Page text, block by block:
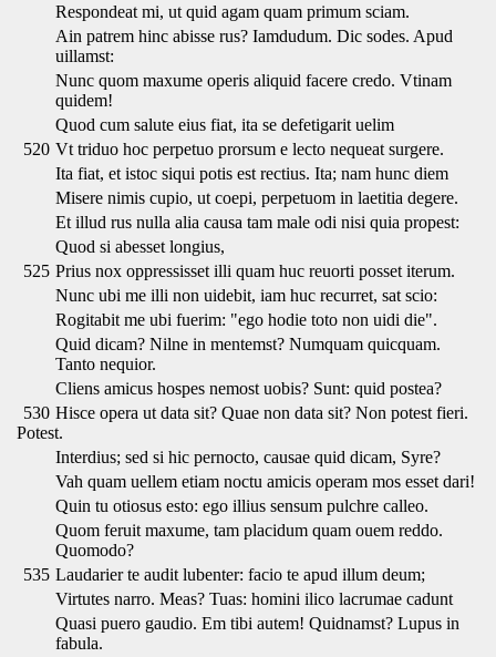
Respondeat mi, ut quid agam quam primum sciam.
Ain patrem hinc abisse rus? Iamdudum. Dic sodes. Apud
uillamst:
Nunc quom maxume operis aliquid facere credo. Vtinam
quidem!
Quod cum salute eius fiat, ita se defetigarit uelim
520 Vt triduo hoc perpetuo prorsum e lecto nequeat surgere.
Ita fiat, et istoc siqui potis est rectius. Ita; nam hunc diem
Misere nimis cupio, ut coepi, perpetuom in laetitia degere.
Et illud rus nulla alia causa tam male odi nisi quia propest:
Quod si abesset longius,
525 Prius nox oppressisset illi quam huc reuorti posset iterum.
Nunc ubi me illi non uidebit, iam huc recurret, sat scio:
Rogitabit me ubi fuerim: "ego hodie toto non uidi die".
Quid dicam? Nilne in mentemst? Numquam quicquam.
Tanto nequior.
Cliens amicus hospes nemost uobis? Sunt: quid postea?
530 Hisce opera ut data sit? Quae non data sit? Non potest fieri.
Potest.
Interdius; sed si hic pernocto, causae quid dicam, Syre?
Vah quam uellem etiam noctu amicis operam mos esset dari!
Quin tu otiosus esto: ego illius sensum pulchre calleo.
Quom feruit maxume, tam placidum quam ouem reddo.
Quomodo?
535 Laudarier te audit lubenter: facio te apud illum deum;
Virtutes narro. Meas? Tuas: homini ilico lacrumae cadunt
Quasi puero gaudio. Em tibi autem! Quidnamst? Lupus in
fabula.